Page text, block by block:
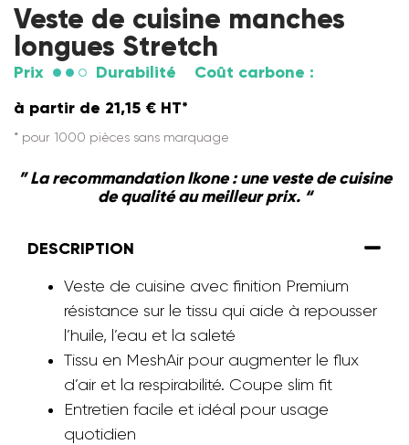
Veste de cuisine manches
longues Stretch
Prix Durabilité
Coût carbone :
à partir de 21,15 € HT*
* pour 1000 pièces sans marquage
” La recommandation Ikone : une veste de cuisine
de qualité au meilleur prix. “
DESCRIPTION
Veste de cuisine avec finition Premium
résistance sur le tissu qui aide à repousser
l’huile, l’eau et la saleté
Tissu en MeshAir pour augmenter le flux
d’air et la respirabilité. Coupe slim fit
Entretien facile et idéal pour usage
quotidien